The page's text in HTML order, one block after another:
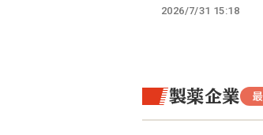
2026/7/31 15:18
製薬企業